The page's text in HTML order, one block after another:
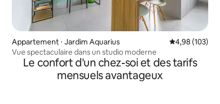
Appartement ⋅ Jardim Aquarius Évaluation
4,98 (103)
Vue spectaculaire dans un studio moderne
Le confort d'un chez-soi et des tarifs
mensuels avantageux